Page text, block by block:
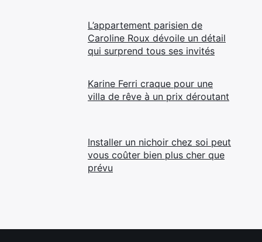
L’appartement parisien de
Caroline Roux dévoile un détail
qui surprend tous ses invités
Karine Ferri craque pour une
villa de rêve à un prix déroutant
Installer un nichoir chez soi peut
vous coûter bien plus cher que
prévu